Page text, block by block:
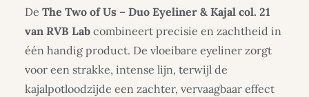
De The Two of Us – Duo Eyeliner & Kajal col. 21
van RVB Lab combineert precisie en zachtheid in
één handig product. De vloeibare eyeliner zorgt
voor een strakke, intense lijn, terwijl de
kajalpotloodzijde een zachter, vervaagbaar effect